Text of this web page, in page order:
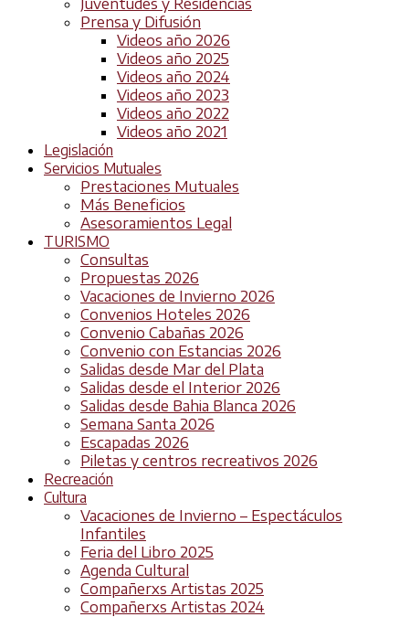
Juventudes y Residencias
Prensa y Difusión
Videos año 2026
Videos año 2025
Videos año 2024
Videos año 2023
Videos año 2022
Videos año 2021
Legislación
Servicios Mutuales
Prestaciones Mutuales
Más Beneficios
Asesoramientos Legal
TURISMO
Consultas
Propuestas 2026
Vacaciones de Invierno 2026
Convenios Hoteles 2026
Convenio Cabañas 2026
Convenio con Estancias 2026
Salidas desde Mar del Plata
Salidas desde el Interior 2026
Salidas desde Bahia Blanca 2026
Semana Santa 2026
Escapadas 2026
Piletas y centros recreativos 2026
Recreación
Cultura
Vacaciones de Invierno – Espectáculos
Infantiles
Feria del Libro 2025
Agenda Cultural
Compañerxs Artistas 2025
Compañerxs Artistas 2024